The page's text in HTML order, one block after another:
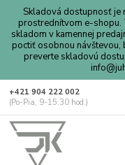
Skladová dostupnosť je
prostrednítvom e-shopu.
skladom v kamennej
poctiť osobnou návštevou,
preverte skladovú
+421 904 222 002
(Po-Pia, 9-15.30 hod.)